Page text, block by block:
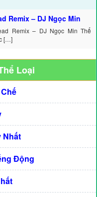
Remix – DJ Ngọc Min
Remix – DJ Ngọc Min Thể
[…]
Loại
Nhất
Động